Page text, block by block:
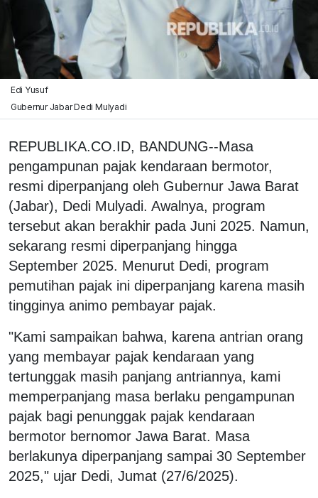
Edi Yusuf
Gubernur Jabar Dedi Mulyadi
REPUBLIKA.CO.ID, BANDUNG--Masa
pengampunan pajak kendaraan bermotor,
resmi diperpanjang oleh Gubernur Jawa Barat
(Jabar), Dedi Mulyadi. Awalnya, program
tersebut akan berakhir pada Juni 2025. Namun,
sekarang resmi diperpanjang hingga
September 2025. Menurut Dedi, program
pemutihan pajak ini diperpanjang karena masih
tingginya animo pembayar pajak.
"Kami sampaikan bahwa, karena antrian orang
yang membayar pajak kendaraan yang
tertunggak masih panjang antriannya, kami
memperpanjang masa berlaku pengampunan
pajak bagi penunggak pajak kendaraan
bermotor bernomor Jawa Barat. Masa
berlakunya diperpanjang sampai 30 September
2025," ujar Dedi, Jumat (27/6/2025).